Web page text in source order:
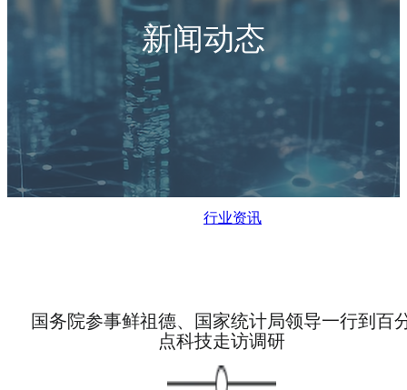
新闻动态
行业资讯
国务院参事鲜祖德、国家统计局领导一行到百
点科技走访调研